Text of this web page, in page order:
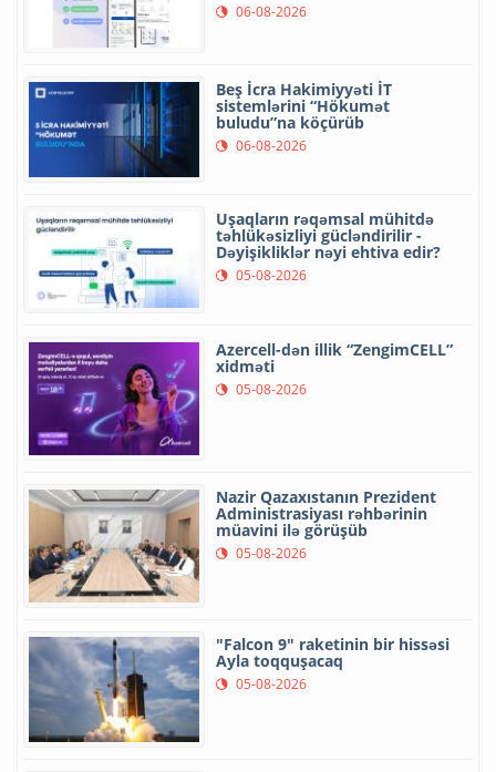
06-08-2026
Beş İcra Hakimiyyəti İT
sistemlərini “Hökumət
buludu”na köçürüb
06-08-2026
Uşaqların rəqəmsal mühitdə
təhlükəsizliyi gücləndirilir -
Dəyişikliklər nəyi ehtiva edir?
05-08-2026
Azercell-dən illik “ZengimCELL”
xidməti
05-08-2026
Nazir Qazaxıstanın Prezident
Administrasiyası rəhbərinin
müavini ilə görüşüb
05-08-2026
"Falcon 9" raketinin bir hissəsi
Ayla toqquşacaq
05-08-2026